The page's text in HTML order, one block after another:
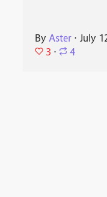
ByAster ⋅ July
3 ⋅ 4